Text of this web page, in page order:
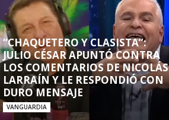
“CHAQUETERO Y CLASISTA”:
JULIO CÉSAR APUNTÓ CONTRA
LOS COMENTARIOS DE NICOLÁS
LARRAÍN Y LE RESPONDIÓ CON
DURO MENSAJE
VANGUARDIA